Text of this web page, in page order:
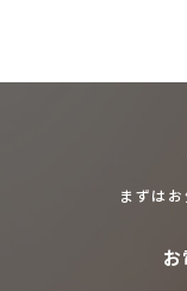
まずは
お